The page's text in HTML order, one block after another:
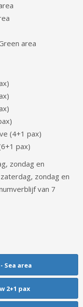
area
(4+1 pax)
pax)
zondag en
zondag en
van 7
Sea area
2+1 pax